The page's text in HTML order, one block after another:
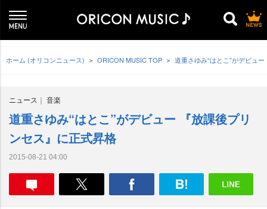
ホーム (オリコンニュース) ORICON MUSIC TOP 道重さゆみ“はとこ”がデビュ
ニュース 音楽
道重さゆみ“はとこ”がデビュー 『放課後プリ
ンセス』に正式昇格
2015-08-21 04:00